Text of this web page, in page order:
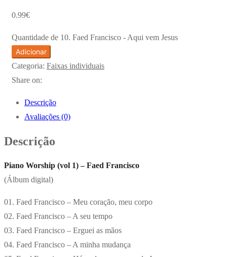
0.99€
Quantidade de 10. Faed Francisco - Aqui vem Jesus
Adicionar
Categoria: Faixas individuais
Share on:
Descrição
Avaliações (0)
Descrição
Piano Worship (vol 1) – Faed Francisco
(Álbum digital)
01. Faed Francisco – Meu coração, meu corpo
02. Faed Francisco – A seu tempo
03. Faed Francisco – Erguei as mãos
04. Faed Francisco – A minha mudança